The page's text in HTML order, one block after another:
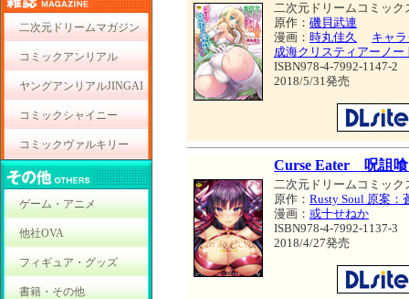
二次元ドリームマガジン
コミックアンリアル
ヤングアンリアルJINGAI
コミックシャイニー
コミックヴァルキリー
ゲーム・アニメ
他社OVA
フィギュア・グッズ
書籍・その他
二次元ドリームコミック
原作： 磯貝武連
漫画： 時丸佳久
キャ
成海クリスティアーノー
ISBN978-4-7992-1147-2
2018/5/31発売
Curse Eater 呪詛
二次元ドリームコミック
原作： Rusty Soul 原案：
漫画： 或十せねか
ISBN978-4-7992-1137-3
2018/4/27発売